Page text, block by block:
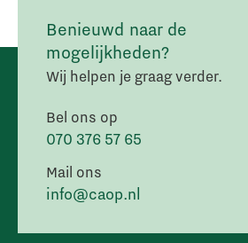
Benieuwd naar de
mogelijkheden?
Wij helpen je graag verder.
Bel ons op
070 376 57 65
Mail ons
info@caop.nl